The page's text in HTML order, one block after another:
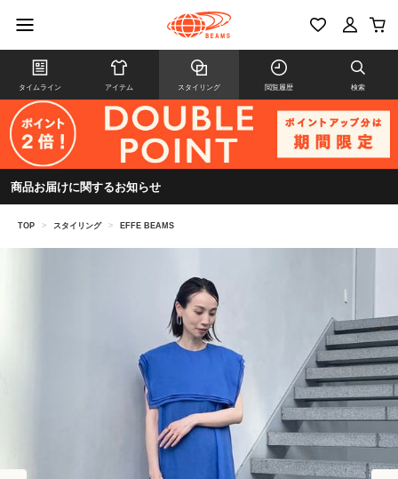
タイムライン アイテム スタイリング 閲覧履歴 検索
商品お届けに関するお知らせ
TOP > スタイリング > EFFE BEAMS